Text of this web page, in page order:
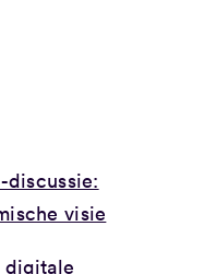
discussie:
visie
digitale